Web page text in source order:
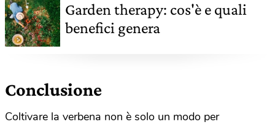
Garden therapy: cos'è e quali
benefici genera
Conclusione
Coltivare la verbena non è solo un modo per